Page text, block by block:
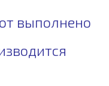
выполнено